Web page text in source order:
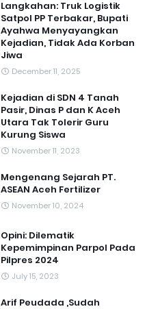
Langkahan: Truk Logistik
Satpol PP Terbakar, Bupati
Ayahwa Menyayangkan
Kejadian, Tidak Ada Korban
Jiwa
December 11, 2025
Kejadian di SDN 4 Tanah
Pasir, Dinas P dan K Aceh
Utara Tak Tolerir Guru
Kurung Siswa
November 11, 2023
Mengenang Sejarah PT.
ASEAN Aceh Fertilizer
November 10, 2024
Opini: Dilematik
Kepemimpinan Parpol Pada
Pilpres 2024
July 15, 2023
Arif Peudada ,Sudah